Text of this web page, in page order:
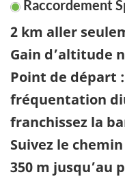
Raccordement
2 km aller
Gain d’altitude
Point de départ
fréquentation
franchissez la
Suivez le
350 m jusqu’au